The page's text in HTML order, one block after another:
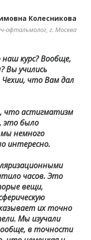
Колесникова
офтальмолог, г. Москва
курс? Вообще,
Вы учились
что Вам дал
что астигматизм
это было
немного
интересно.
часов. Это
вещи,
их точно
Мы изучали
в точности